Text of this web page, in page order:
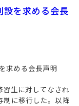
設を求める会長
求める会長声明
生に対してなされ
制に移行した。以降